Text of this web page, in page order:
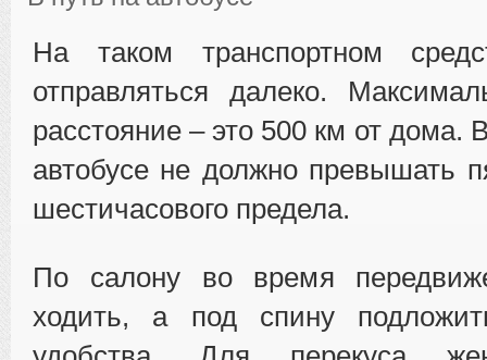
На таком транспортном
отправляться далеко.
расстояние – это 500 км от дома.
автобусе не должно превышать
шестичасового предела.
По салону во время
ходить, а под спину